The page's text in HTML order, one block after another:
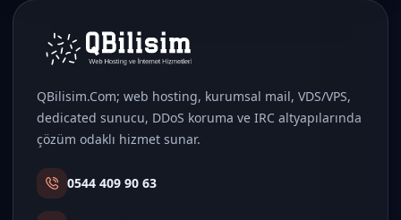
QBilisim.Com; web hosting, kurumsal mail, VDS/VPS,
dedicated sunucu, DDoS koruma ve IRC altyapılarında
çözüm odaklı hizmet sunar.
0544 409 90 63